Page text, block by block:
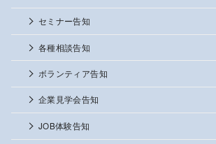
セミナー告知
各種相談告知
ボランティア告知
企業見学会告知
JOB体験告知